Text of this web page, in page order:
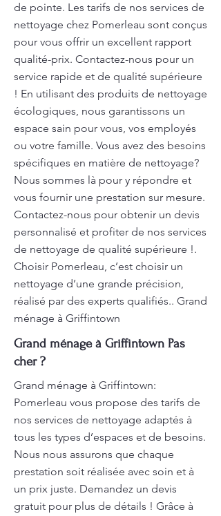
de pointe. Les tarifs de nos services de
nettoyage chez Pomerleau sont conçus
pour vous offrir un excellent rapport
qualité-prix. Contactez-nous pour un
service rapide et de qualité supérieure
! En utilisant des produits de nettoyage
écologiques, nous garantissons un
espace sain pour vous, vos employés
ou votre famille. Vous avez des besoins
spécifiques en matière de nettoyage?
Nous sommes là pour y répondre et
vous fournir une prestation sur mesure.
Contactez-nous pour obtenir un devis
personnalisé et profiter de nos services
de nettoyage de qualité supérieure !.
Choisir Pomerleau, c’est choisir un
nettoyage d’une grande précision,
réalisé par des experts qualifiés.. Grand
ménage à Griffintown
Grand ménage à Griffintown Pas
cher ?
Grand ménage à Griffintown:
Pomerleau vous propose des tarifs de
nos services de nettoyage adaptés à
tous les types d’espaces et de besoins.
Nous nous assurons que chaque
prestation soit réalisée avec soin et à
un prix juste. Demandez un devis
gratuit pour plus de détails ! Grâce à